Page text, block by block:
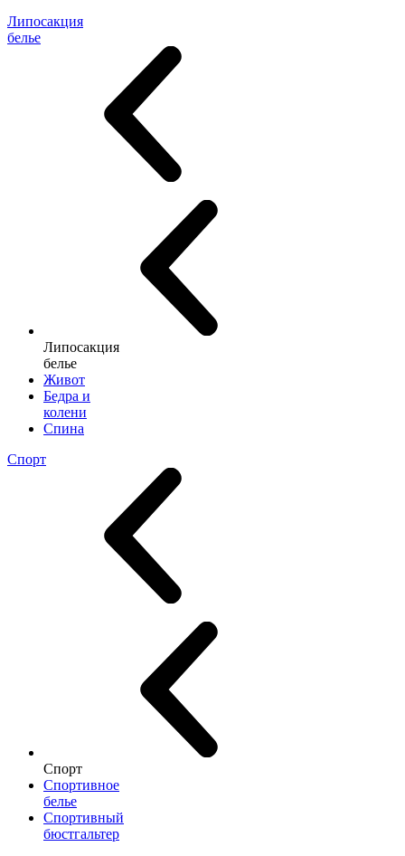
Липосакция
белье
Липосакция
белье
Живот
Бедра и
колени
Спина
Спорт
Спорт
Спортивное
белье
Спортивный
бюстгальтер